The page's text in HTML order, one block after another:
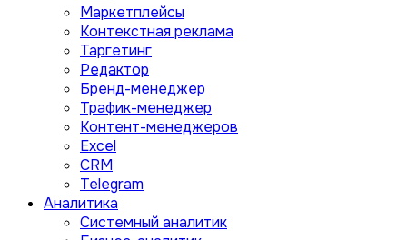
Маркетплейсы
Контекстная реклама
Таргетинг
Редактор
Бренд-менеджер
Трафик-менеджер
Контент-менеджеров
Excel
CRM
Telegram
Аналитика
Системный аналитик